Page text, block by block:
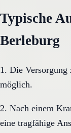
Typische
Berleburg
1. Die Versorgung
möglich.
2. Nach einem
eine tragfähige